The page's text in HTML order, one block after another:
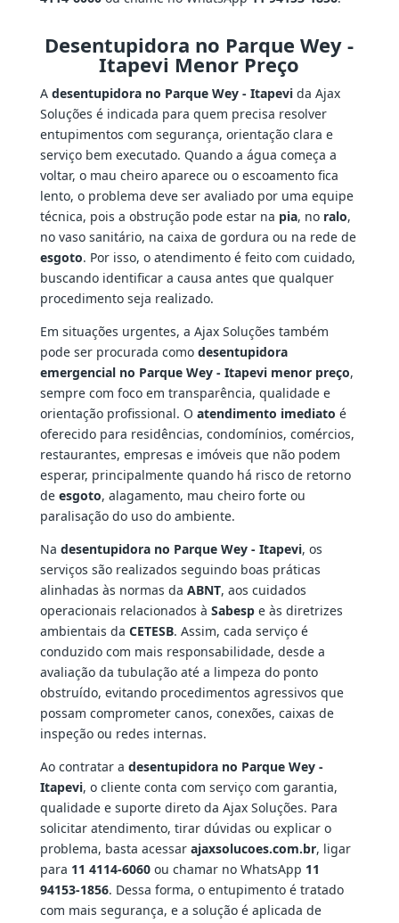
Desentupidora no Parque Wey -
Itapevi Menor Preço
A desentupidora no Parque Wey - Itapevida Ajax
Soluções é indicada para quem precisa resolver
entupimentos com segurança, orientação clara e
serviço bem executado. Quando a água começa a
voltar, o mau cheiro aparece ou o escoamento fica
lento, o problema deve ser avaliado por uma equipe
técnica, pois a obstrução pode estar na pia, no ralo,
no vaso sanitário, na caixa de gordura ou na rede de
esgoto. Por isso, o atendimento é feito com cuidado,
buscando identificar a causa antes que qualquer
procedimento seja realizado.
Em situações urgentes, a Ajax Soluções também
pode ser procurada como desentupidora
emergencial no Parque Wey - Itapevi menor preço,
sempre com foco em transparência, qualidade e
orientação profissional. O atendimento imediato é
oferecido para residências, condomínios, comércios,
restaurantes, empresas e imóveis que não podem
esperar, principalmente quando há risco de retorno
de esgoto, alagamento, mau cheiro forte ou
paralisação do uso do ambiente.
Na desentupidora no Parque Wey - Itapevi, os
serviços são realizados seguindo boas práticas
alinhadas às normas da ABNT, aos cuidados
operacionais relacionados à Sabespe às diretrizes
ambientais da CETESB. Assim, cada serviço é
conduzido com mais responsabilidade, desde a
avaliação da tubulação até a limpeza do ponto
obstruído, evitando procedimentos agressivos que
possam comprometer canos, conexões, caixas de
inspeção ou redes internas.
Ao contratar a desentupidora no Parque Wey -
Itapevi, o cliente conta com serviço com garantia,
qualidade e suporte direto da Ajax Soluções. Para
solicitar atendimento, tirar dúvidas ou explicar o
problema, basta acessar ajaxsolucoes.com.br, ligar
para 11 4114-6060ou chamar no WhatsApp 11
94153-1856. Dessa forma, o entupimento é tratado
com mais segurança, e a solução é aplicada de